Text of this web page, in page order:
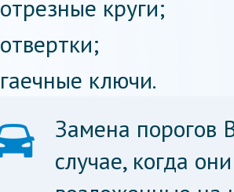
отрезные круги;
отвертки;
гаечные ключи.
Замена порогов
случае, когда